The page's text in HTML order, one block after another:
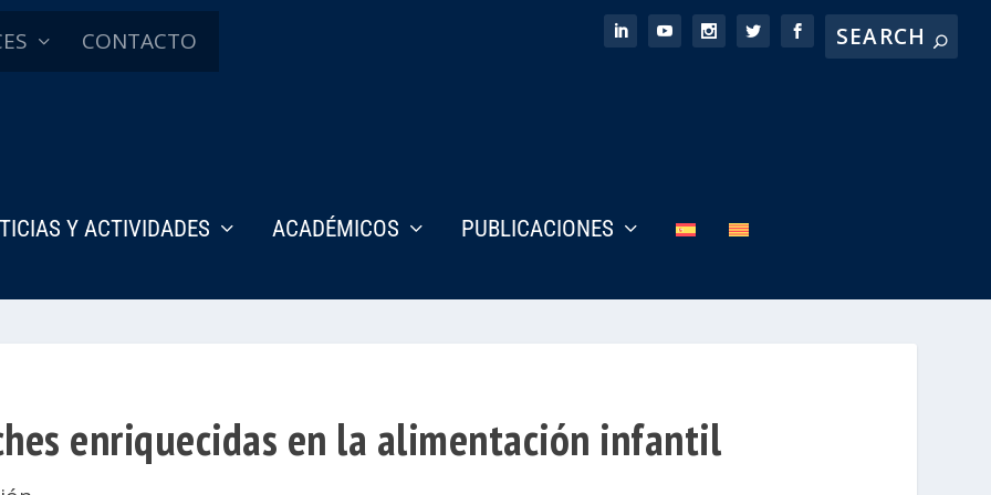
CONTACTO
Y ACTIVIDADES ACADÉMICOS PUBLICACIONES
enriquecidas en la alimentación infantil